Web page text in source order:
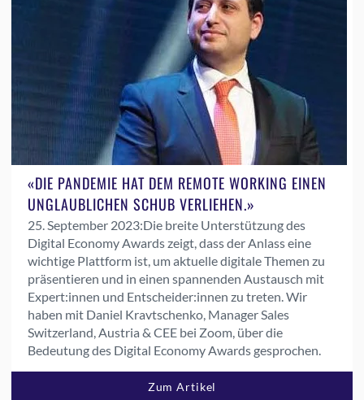
«DIE PANDEMIE HAT DEM REMOTE WORKING EINEN
UNGLAUBLICHEN SCHUB VERLIEHEN.»
25. September 2023:Die breite Unterstützung des
Digital Economy Awards zeigt, dass der Anlass eine
wichtige Plattform ist, um aktuelle digitale Themen zu
präsentieren und in einen spannenden Austausch mit
Expert:innen und Entscheider:innen zu treten. Wir
haben mit Daniel Kravtschenko, Manager Sales
Switzerland, Austria & CEE bei Zoom, über die
Bedeutung des Digital Economy Awards gesprochen.
Zum Artikel